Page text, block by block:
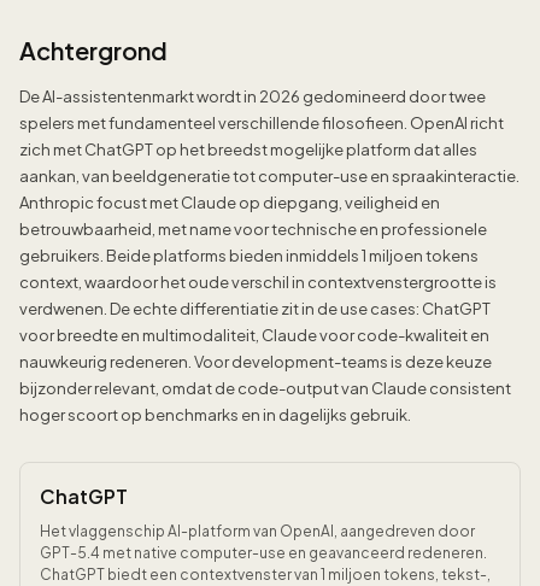
Achtergrond
De AI-assistentenmarkt wordt in 2026 gedomineerd door twee
spelers met fundamenteel verschillende filosofieen. OpenAI richt
zich met ChatGPT op het breedst mogelijke platform dat alles
aankan, van beeldgeneratie tot computer-use en spraakinteractie.
Anthropic focust met Claude op diepgang, veiligheid en
betrouwbaarheid, met name voor technische en professionele
gebruikers. Beide platforms bieden inmiddels 1 miljoen tokens
context, waardoor het oude verschil in contextvenstergrootte is
verdwenen. De echte differentiatie zit in de use cases: ChatGPT
voor breedte en multimodaliteit, Claude voor code-kwaliteit en
nauwkeurig redeneren. Voor development-teams is deze keuze
bijzonder relevant, omdat de code-output van Claude consistent
hoger scoort op benchmarks en in dagelijks gebruik.
ChatGPT
Het vlaggenschip AI-platform van OpenAI, aangedreven door
GPT-5.4 met native computer-use en geavanceerd redeneren.
ChatGPT biedt een contextvenster van 1 miljoen tokens, tekst-,